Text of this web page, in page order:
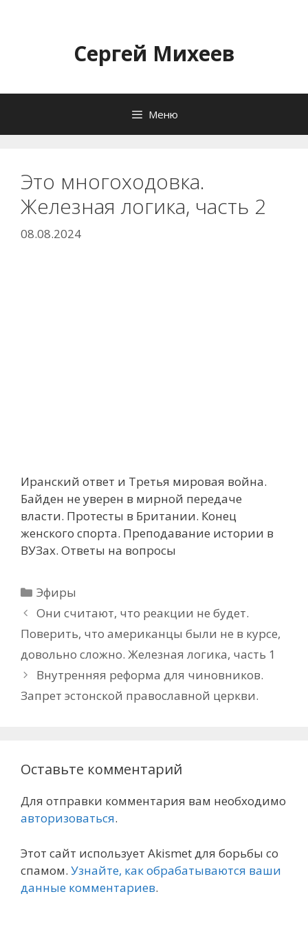
содержимомуСергей Михеев
Меню
Это многоходовка.
Железная логика, часть 2
08.08.2024
Иранский ответ и Третья мировая война.
Байден не уверен в мирной передаче
власти. Протесты в Британии. Конец
женского спорта. Преподавание истории в
ВУЗах. Ответы на вопросы
Рубрики
Эфиры
Они считают, что реакции не будет.
Поверить, что американцы были не в курсе,
довольно сложно. Железная логика, часть 1
Внутренняя реформа для чиновников.
Запрет эстонской православной церкви.
Оставьте комментарий
Для отправки комментария вам необходимо
авторизоваться.
Этот сайт использует Akismet для борьбы со
спамом. Узнайте, как обрабатываются ваши
данные комментариев.